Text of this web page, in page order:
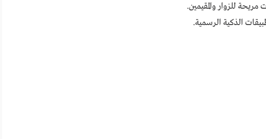
مريحة للزوار والمقيمين.
الذكية الرسمية.